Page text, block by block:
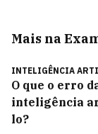
Mais na
INTELIGÊNCIA
O que o erro
inteligência
lo?